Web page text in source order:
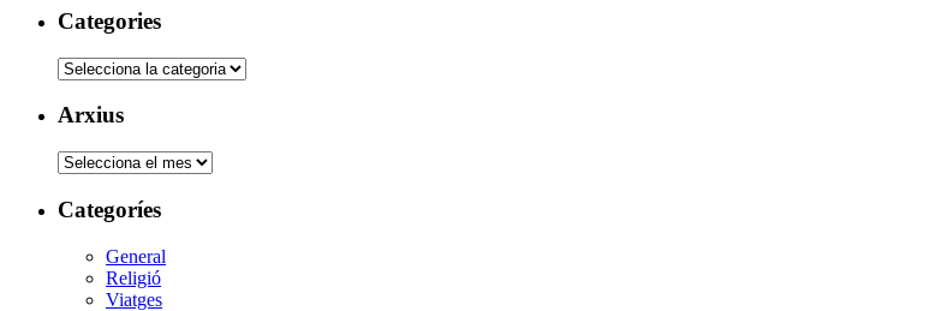
Categories
Categories
Arxius
Arxius
Categoríes
General
Religió
Viatges